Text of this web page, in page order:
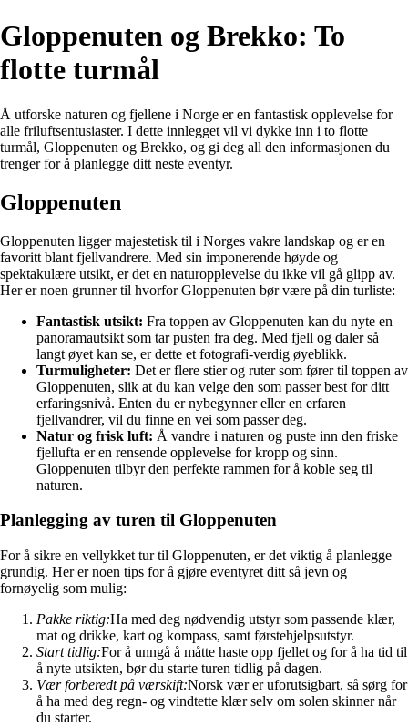
Gloppenuten og Brekko: To
flotte turmål
Å utforske naturen og fjellene i Norge er en fantastisk opplevelse for
alle friluftsentusiaster. I dette innlegget vil vi dykke inn i to flotte
turmål, Gloppenuten og Brekko, og gi deg all den informasjonen du
trenger for å planlegge ditt neste eventyr.
Gloppenuten
Gloppenuten ligger majestetisk til i Norges vakre landskap og er en
favoritt blant fjellvandrere. Med sin imponerende høyde og
spektakulære utsikt, er det en naturopplevelse du ikke vil gå glipp av.
Her er noen grunner til hvorfor Gloppenuten bør være på din turliste:
Fantastisk utsikt: Fra toppen av Gloppenuten kan du nyte en
panoramautsikt som tar pusten fra deg. Med fjell og daler så
langt øyet kan se, er dette et fotografi-verdig øyeblikk.
Turmuligheter: Det er flere stier og ruter som fører til toppen av
Gloppenuten, slik at du kan velge den som passer best for ditt
erfaringsnivå. Enten du er nybegynner eller en erfaren
fjellvandrer, vil du finne en vei som passer deg.
Natur og frisk luft: Å vandre i naturen og puste inn den friske
fjellufta er en rensende opplevelse for kropp og sinn.
Gloppenuten tilbyr den perfekte rammen for å koble seg til
naturen.
Planlegging av turen til Gloppenuten
For å sikre en vellykket tur til Gloppenuten, er det viktig å planlegge
grundig. Her er noen tips for å gjøre eventyret ditt så jevn og
fornøyelig som mulig:
Pakke riktig:Ha med deg nødvendig utstyr som passende klær,
mat og drikke, kart og kompass, samt førstehjelpsutstyr.
Start tidlig:For å unngå å måtte haste opp fjellet og for å ha tid til
å nyte utsikten, bør du starte turen tidlig på dagen.
Vær forberedt på værskift:Norsk vær er uforutsigbart, så sørg for
å ha med deg regn- og vindtette klær selv om solen skinner når
du starter.